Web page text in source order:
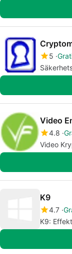
5
Video
4.8
Video
K9
4.7
K9: